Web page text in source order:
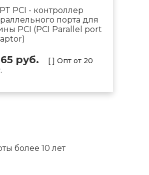
PCI - контроллер
порта для
PCI (PCI Parallel port
руб.
[ ] Опт от 20
более 10 лет